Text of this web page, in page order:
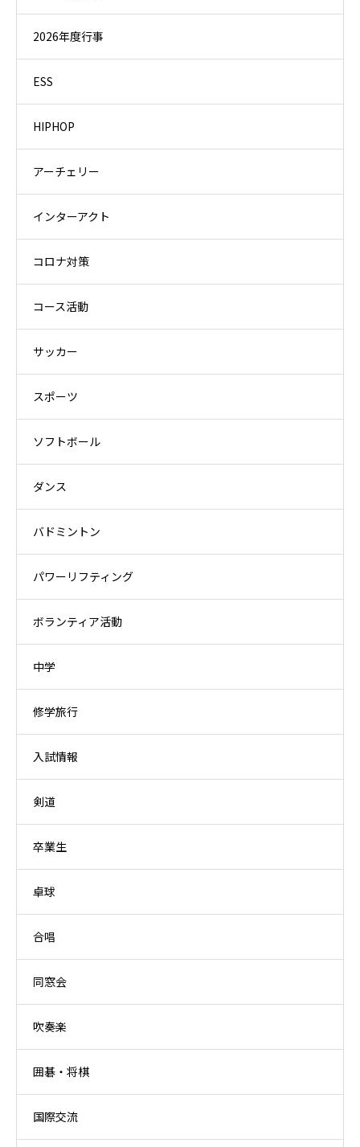
2026年度行事
ESS
HIPHOP
アーチェリー
インターアクト
コロナ対策
コース活動
サッカー
スポーツ
ソフトボール
ダンス
バドミントン
パワーリフティング
ボランティア活動
中学
修学旅行
入試情報
剣道
卒業生
卓球
合唱
同窓会
吹奏楽
囲碁・将棋
国際交流